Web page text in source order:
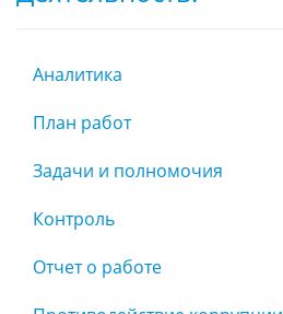
Аналитика
План работ
Задачи и полномочия
Контроль
Отчет о работе